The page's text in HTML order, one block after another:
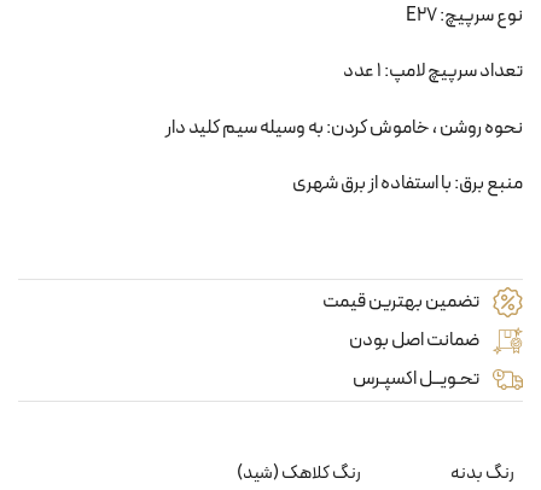
نوع سرپیچ: E27
تعداد سرپیچ لامپ: 1 عدد
نحوه روشن ، خاموش کردن: به وسیله سیم کلید دار
منبع برق: با استفاده از برق شهری
تضمین بهترین قیمت
ضمانت اصل بودن
تحـویــل اکسپـرس
رنگ بدنه رنگ کلاهک (شید)